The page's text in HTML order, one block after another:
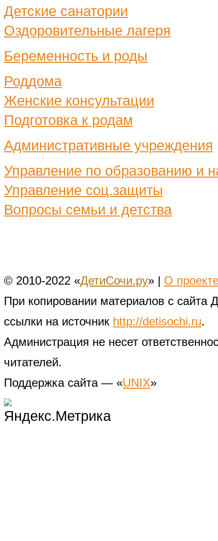
Детские санатории
Оздоровительные лагеря
Беременность и роды
Роддома
Женские консультации
Подготовка к родам
Административные учреждения
Управление по образованию и
Управление соц.защиты
Вопросы семьи и детства
© 2010-2022 «ДетиСочи.ру» | О
При копировании материалов с сайта
ссылки на источник http://detisochi.ru.
Администрация не несет
читателей.
Поддержка сайта — «UNIX»